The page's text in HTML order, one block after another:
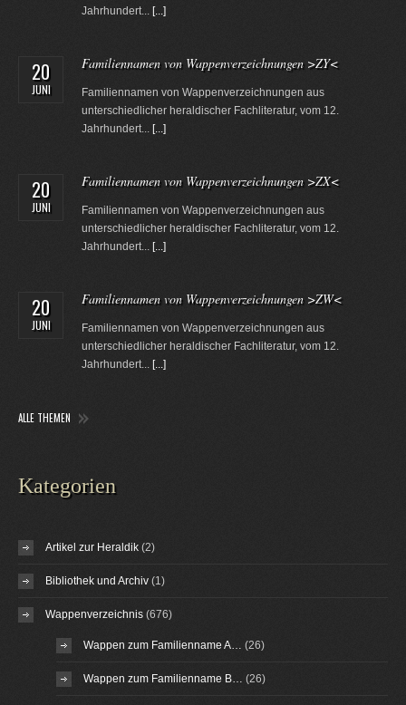
Jahrhundert... [...]
20
JUNI
Familiennamen von Wappenverzeichnungen >ZY<
Familiennamen von Wappenverzeichnungen aus
unterschiedlicher heraldischer Fachliteratur, vom 12.
Jahrhundert... [...]
20
JUNI
Familiennamen von Wappenverzeichnungen >ZX<
Familiennamen von Wappenverzeichnungen aus
unterschiedlicher heraldischer Fachliteratur, vom 12.
Jahrhundert... [...]
20
JUNI
Familiennamen von Wappenverzeichnungen >ZW<
Familiennamen von Wappenverzeichnungen aus
unterschiedlicher heraldischer Fachliteratur, vom 12.
Jahrhundert... [...]
ALLE THEMEN
Kategorien
Artikel zur Heraldik (2)
Bibliothek und Archiv (1)
Wappenverzeichnis (676)
Wappen zum Familienname A… (26)
Wappen zum Familienname B… (26)